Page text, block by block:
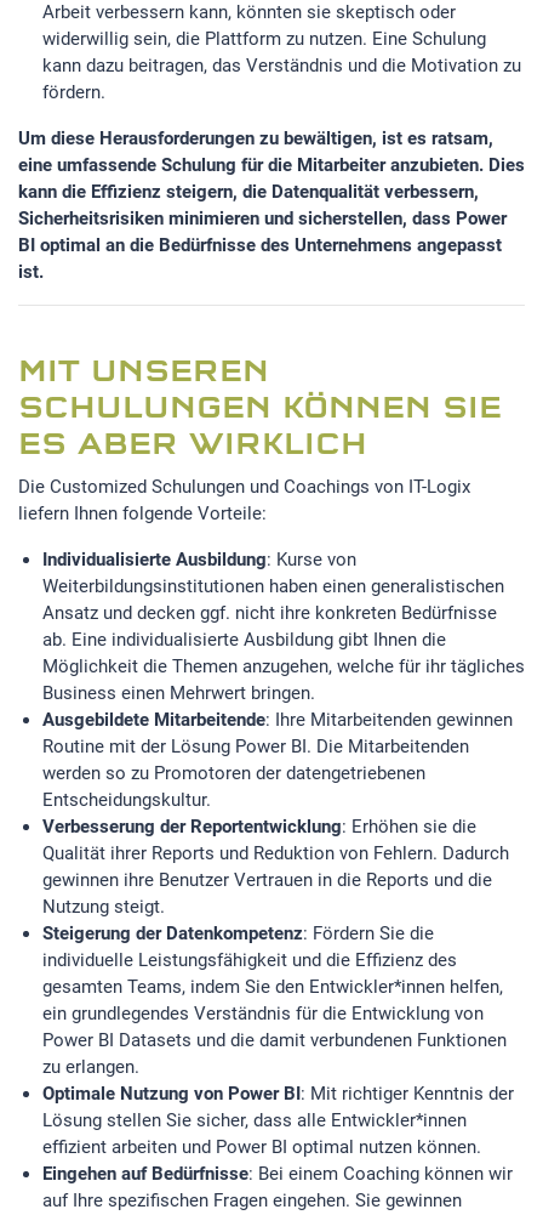
Arbeit verbessern kann, könnten sie skeptisch oder
widerwillig sein, die Plattform zu nutzen. Eine Schulung
kann dazu beitragen, das Verständnis und die Motivation zu
fördern.
Um diese Herausforderungen zu bewältigen, ist es ratsam,
eine umfassende Schulung für die Mitarbeiter anzubieten. Dies
kann die Effizienz steigern, die Datenqualität verbessern,
Sicherheitsrisiken minimieren und sicherstellen, dass Power
BI optimal an die Bedürfnisse des Unternehmens angepasst
ist.
MIT UNSEREN
SCHULUNGEN KÖNNEN SIE
ES ABER WIRKLICH
Die Customized Schulungen und Coachings von IT-Logix
liefern Ihnen folgende Vorteile:
Individualisierte Ausbildung: Kurse von
Weiterbildungsinstitutionen haben einen generalistischen
Ansatz und decken ggf. nicht ihre konkreten Bedürfnisse
ab. Eine individualisierte Ausbildung gibt Ihnen die
Möglichkeit die Themen anzugehen, welche für ihr tägliches
Business einen Mehrwert bringen.
Ausgebildete Mitarbeitende: Ihre Mitarbeitenden gewinnen
Routine mit der Lösung Power BI. Die Mitarbeitenden
werden so zu Promotoren der datengetriebenen
Entscheidungskultur.
Verbesserung der Reportentwicklung: Erhöhen sie die
Qualität ihrer Reports und Reduktion von Fehlern. Dadurch
gewinnen ihre Benutzer Vertrauen in die Reports und die
Nutzung steigt.
Steigerung der Datenkompetenz: Fördern Sie die
individuelle Leistungsfähigkeit und die Effizienz des
gesamten Teams, indem Sie den Entwickler*innen helfen,
ein grundlegendes Verständnis für die Entwicklung von
Power BI Datasets und die damit verbundenen Funktionen
zu erlangen.
Optimale Nutzung von Power BI: Mit richtiger Kenntnis der
Lösung stellen Sie sicher, dass alle Entwickler*innen
effizient arbeiten und Power BI optimal nutzen können.
Eingehen auf Bedürfnisse: Bei einem Coaching können wir
auf Ihre spezifischen Fragen eingehen. Sie gewinnen